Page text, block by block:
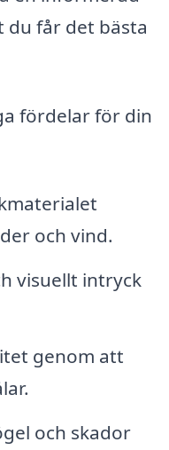
du får det bästa
fördelar för din
och vind.
visuellt intryck
genom att
och skador